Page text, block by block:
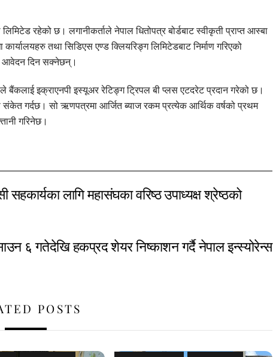
रहेको छ। लगानीकर्ताले नेपाल धितोपत्र बोर्डबाट स्वीकृती प्राप्त आस्बा
तथा सिडिएस एण्ड क्लियरिङ्ग लिमिटेडबाट निर्माण गरिएको
आवेदन दिन सक्नेछन्।
बैंकलाई इक्राएनपी इस्यूअर रेटिङ्ग ट्रिपल बी प्लस एटदरेट प्रदान गरेको छ।
संकेत गर्दछ। सो ऋणपत्रमा आर्जित ब्याज रकम प्रत्येक आर्थिक वर्षको प्रथम
गरिनेछ।
लागि महासंघका वरिष्ठ उपाध्यक्ष श्रेष्ठको
६ गतेदेखि हकप्रद शेयर निष्काशन गर्दै नेपाल इन्स्योरेन्स
POSTS